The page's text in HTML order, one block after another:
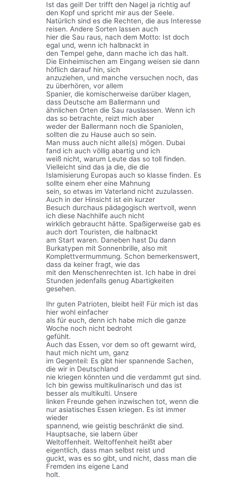
Ist das geil! Der trifft den Nagel ja richtig auf
den Kopf und spricht mir aus der Seele.
Natürlich sind es die Rechten, die aus Interesse
reisen. Andere Sorten lassen auch
hier die Sau raus, nach dem Motto: Ist doch
egal und, wenn ich halbnackt in
den Tempel gehe, dann mache ich das halt.
Die Einheimischen am Eingang weisen sie dann
höflich darauf hin, sich
anzuziehen, und manche versuchen noch, das
zu überhören, vor allem
Spanier, die komischerweise darüber klagen,
dass Deutsche am Ballermann und
ähnlichen Orten die Sau rauslassen. Wenn ich
das so betrachte, reizt mich aber
weder der Ballermann noch die Spaniolen,
sollten die zu Hause auch so sein.
Man muss auch nicht alle(s) mögen. Dubai
fand ich auch völlig abartig und ich
weiß nicht, warum Leute das so toll finden.
Vielleicht sind das ja die, die die
Islamisierung Europas auch so klasse finden. Es
sollte einem eher eine Mahnung
sein, so etwas im Vaterland nicht zuzulassen.
Auch in der Hinsicht ist ein kurzer
Besuch durchaus pädagogisch wertvoll, wenn
ich diese Nachhilfe auch nicht
wirklich gebraucht hätte. Spaßigerweise gab es
auch dort Touristen, die halbnackt
am Start waren. Daneben hast Du dann
Burkatypen mit Sonnenbrille, also mit
Komplettvermummung. Schon bemerkenswert,
dass da keiner fragt, wie das
mit den Menschenrechten ist. Ich habe in drei
Stunden jedenfalls genug Abartigkeiten
gesehen.
Ihr guten Patrioten, bleibt heil! Für mich ist das
hier wohl einfacher
als für euch, denn ich habe mich die ganze
Woche noch nicht bedroht
gefühlt.
Auch das Essen, vor dem so oft gewarnt wird,
haut mich nicht um, ganz
im Gegenteil: Es gibt hier spannende Sachen,
die wir in Deutschland
nie kriegen könnten und die verdammt gut sind.
Ich bin gewiss multikulinarisch und das ist
besser als multikulti. Unsere
linken Freunde gehen inzwischen tot, wenn die
nur asiatisches Essen kriegen. Es ist immer
wieder
spannend, wie geistig beschränkt die sind.
Hauptsache, sie labern über
Weltoffenheit. Weltoffenheit heißt aber
eigentlich, dass man selbst reist und
guckt, was es so gibt, und nicht, dass man die
Fremden ins eigene Land
holt.